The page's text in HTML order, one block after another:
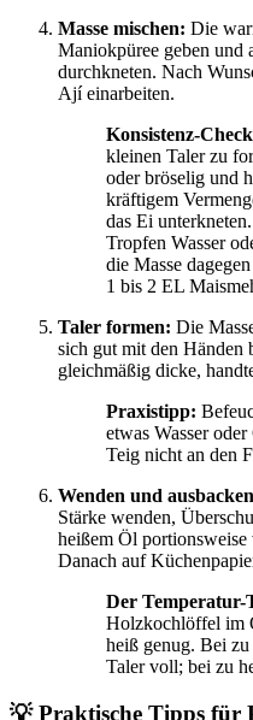
Masse mischen: Die
Maniokpüree geben und
durchkneten. Nach
Ají einarbeiten.
Konsistenz-
kleinen Taler zu
oder bröselig und
kräftigem
das Ei
Tropfen Wasser
die Masse
1 bis 2 EL
Taler formen: Die
sich gut mit den Händen
gleichmäßig dicke,
Praxistipp:
etwas Wasser
Teig nicht an den
Wenden und
Stärke wenden,
heißem Öl portionsweise
Danach auf
Der Temperatur-
Holzkochlöffel im
heiß genug. Bei
Taler voll; bei zu
💡 Praktische Tipps für